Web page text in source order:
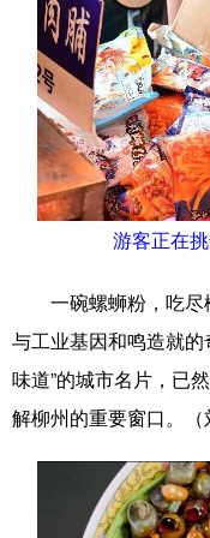
游客正在
一碗螺蛳粉，吃尽
与工业基因和鸣造就的
味道”的城市名片，已
解柳州的重要窗口。（